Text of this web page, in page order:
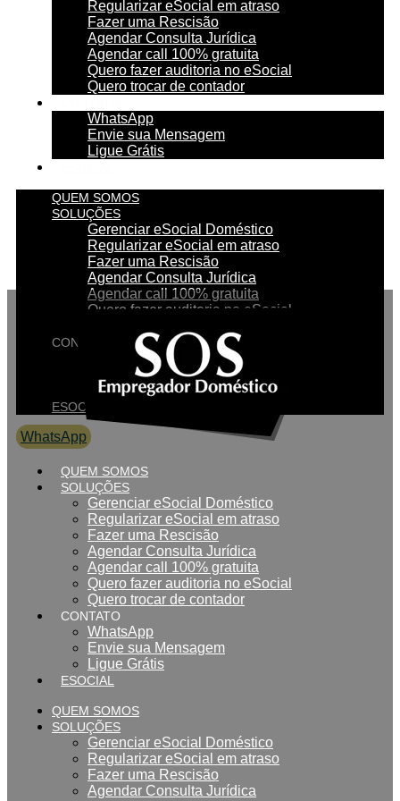
Regularizar eSocial em atraso
Fazer uma Rescisão
Agendar Consulta Jurídica
Agendar call 100% gratuita
Quero fazer auditoria no eSocial
Quero trocar de contador
WhatsApp
Envie sua Mensagem
Ligue Grátis
QUEM SOMOS
SOLUÇÕES
Gerenciar eSocial Doméstico
Regularizar eSocial em atraso
Fazer uma Rescisão
Agendar Consulta Jurídica
Agendar call 100% gratuita
Quero fazer auditoria no eSocial
CONTATO
WhatsApp
Envie sua Mensagem
Ligue Grátis
ESOCIAL
WhatsApp
QUEM SOMOS
SOLUÇÕES
Gerenciar eSocial Doméstico
Regularizar eSocial em atraso
Fazer uma Rescisão
Agendar Consulta Jurídica
Agendar call 100% gratuita
Quero fazer auditoria no eSocial
Quero trocar de contador
CONTATO
WhatsApp
Envie sua Mensagem
Ligue Grátis
ESOCIAL
QUEM SOMOS
SOLUÇÕES
Gerenciar eSocial Doméstico
Regularizar eSocial em atraso
Fazer uma Rescisão
Agendar Consulta Jurídica